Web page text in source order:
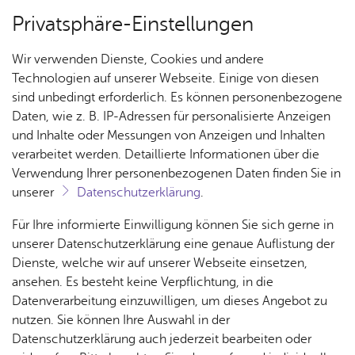
Über­sicht Bür­ger & Stadt
Rat­
haus &
Bür­
ger­
ser­vice
Rat­
häu­ser
Nach­
rich­
ten,
Vi­de­os
& Bil­
der
Me­di­
Jobs
Stel­
len­an­
ge­bo­te
Aus­bil­
dung &
Stu­di­
Bauen
& Um­
welt
Geo­
da­ten
Ge­
sund­
heit &
kum
Ar­chiv
Ter­min spei­chern
Ver­an­stal­tung dru­cken
Vor­le­sen
Schu­le des Bösen
Mitt­woch, 31. Ja­nu­ar 2018
FINDET STATT!frei nach William Shakespeare
Privatsphäre-Einstellungen
Wir verwenden Dienste, Cookies und andere
Technologien auf unserer Webseite. Einige von diesen
sind unbedingt erforderlich. Es können personenbezogene
Daten, wie z. B. IP-Adressen für personalisierte Anzeigen
und Inhalte oder Messungen von Anzeigen und Inhalten
verarbeitet werden. Detaillierte Informationen über die
Verwendung Ihrer personenbezogenen Daten finden Sie in
unserer
Datenschutzerklärung.
Für Ihre informierte Einwilligung können Sie sich gerne in
unserer Datenschutzerklärung eine genaue Auflistung der
Dienste, welche wir auf unserer Webseite einsetzen,
ansehen. Es besteht keine Verpflichtung, in die
Datenverarbeitung einzuwilligen, um dieses Angebot zu
nutzen. Sie können Ihre Auswahl in der
Datenschutzerklärung auch jederzeit bearbeiten oder